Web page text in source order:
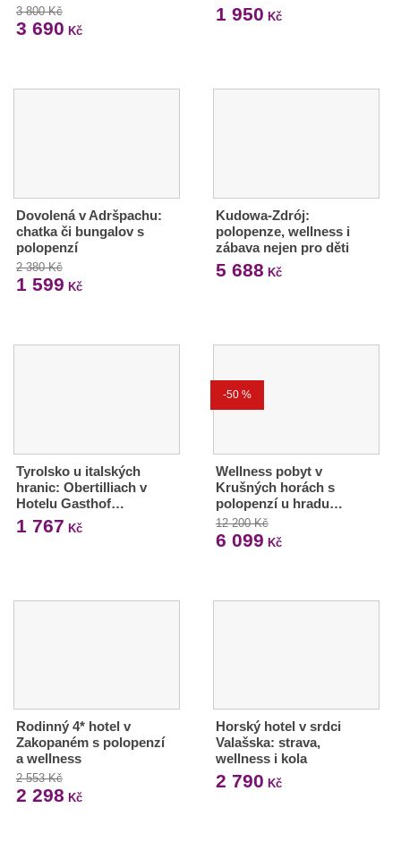
3 800 Kč
3 690 Kč
1 950 Kč
Dovolená v Adršpachu:
chatka či bungalov s
polopenzí
2 380 Kč
1 599 Kč
Kudowa-Zdrój:
polopenze, wellness i
zábava nejen pro děti
5 688 Kč
Tyrolsko u italských
hranic: Obertilliach v
Hotelu Gasthof…
1 767 Kč
-50 %
Wellness pobyt v
Krušných horách s
polopenzí u hradu…
12 200 Kč
6 099 Kč
Rodinný 4* hotel v
Zakopaném s polopenzí
a wellness
2 553 Kč
2 298 Kč
Horský hotel v srdci
Valašska: strava,
wellness i kola
2 790 Kč